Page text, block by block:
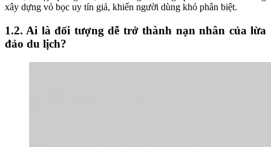
xây dựng vỏ bọc uy tín giả, khiến người dùng khó phân biệt.
1.2. Ai là đối tượng dễ trở thành nạn nhân của lừa
đảo du lịch?